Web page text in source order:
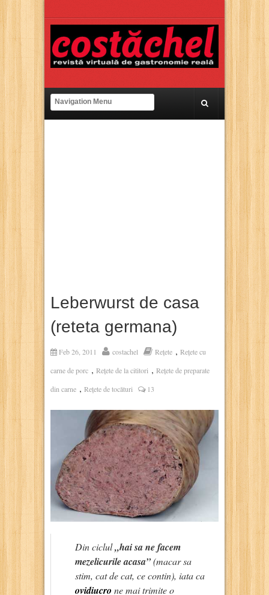
Leberwurst de casa
(reteta germana)
Feb 26, 2011 costachel Rețete , Rețete cu
carne de porc , Rețete de la cititori , Rețete de preparate
din carne , Rețete de tocături 13
Din ciclul„hai sa ne facem
mezelicurile acasa”(macar sa
stim, cat de cat, ce contin), iata ca
ovidiucro ne mai trimite o